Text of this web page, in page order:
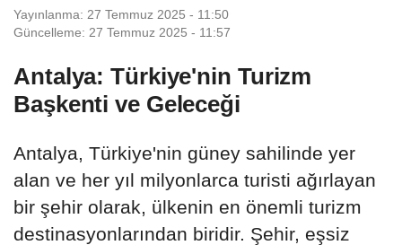
Yayınlanma: 27 Temmuz 2025 - 11:50
Güncelleme: 27 Temmuz 2025 - 11:57
Antalya: Türkiye'nin Turizm
Başkenti ve Geleceği
Antalya, Türkiye'nin güney sahilinde yer
alan ve her yıl milyonlarca turisti ağırlayan
bir şehir olarak, ülkenin en önemli turizm
destinasyonlarından biridir. Şehir, eşsiz